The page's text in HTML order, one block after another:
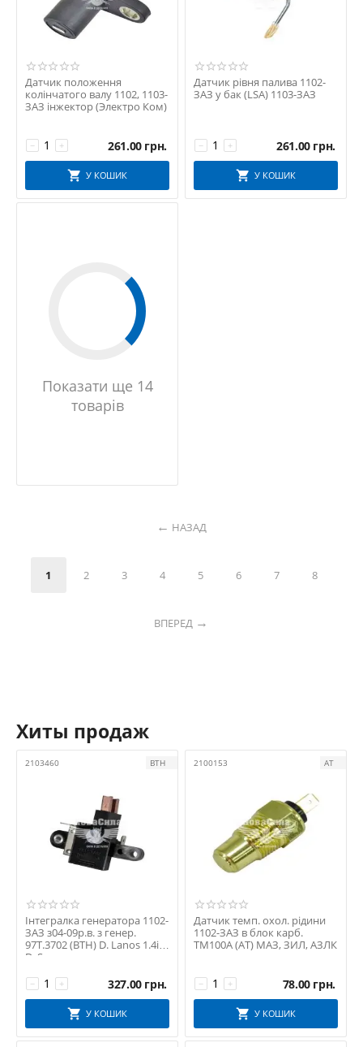
Датчик положення
колінчатого валу 1102, 1103-
ЗАЗ інжектор (Электро Ком)
+
− 261.00 грн.
У КОШИК
Датчик рівня палива 1102-
ЗАЗ у бак (LSA) 1103-ЗАЗ
+
− 261.00 грн.
У КОШИК
Показати ще 14
товарів
НАЗАД
1 2 3 4 5 6 7 8
ВПЕРЕД
Хиты продаж
2103460 ВТН
Інтегралка генератора 1102-
ЗАЗ з04-09р.в. з генер.
97Т.3702 (ВТН) D. Lanos 1.4і,
D. Sens
+
− 327.00 грн.
У КОШИК
2100153 АТ
Датчик темп. охол. рідини
1102-ЗАЗ в блок карб.
ТМ100А (АТ) МАЗ, ЗИЛ, АЗЛК
+
− 78.00 грн.
У КОШИК